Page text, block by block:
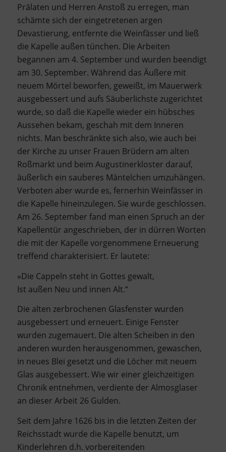
Prälaten und Herren Anstoß zu erregen, man
schämte sich der eingetretenen argen
Devastierung, entfernte die Weinfässer und ließ
die Kapelle außen tünchen. Die Arbeiten
begannen am 4. September und wurden beendigt
am 30. September. Während das Äußere mit
neuem Mörtel beworfen, geweißt, im Mauerwerk
ausgebessert und aufs Säuberlichste zugerichtet
wurde, so daß die Kapelle wieder ein hübsches
Aussehen bekam, geschah mit dem Inneren
nichts. Man beschränkte sich also, wie auch bei
der Kirche zu unser Frauen Brüdern am alten
Roßmarkt und beim Augustinerkloster darauf,
äußerlich ein sauberes Mäntelchen umzuhängen.
Verboten aber wurde es, fernerhin Weinfässer in
die Kapelle hineinzulegen. Sie wurde geschlossen.
Am 26. September fand man einen Spruch an der
Kapellentür angeschrieben, der in dürren Worten
die mit der Kapelle vorgenommene Erneuerung
treffend charakterisiert. Er lautete:
»Die Cappeln steht in Gottes gewalt,
Ist außen Neu und innen Alt.“
Die alten zerbrochenen Glasfenster wurden
ausgebessert und erneuert. Einige Fenster
wurden zugemauert. Die alten Scheiben in den
anderen wurden herausgenommen, gewaschen,
in neues Blei gesetzt und die Löcher mit neuem
Glas ausgebessert. Wie wir einer gleichzeitigen
Chronik entnehmen, verdiente der Almosglaser
an dieser Arbeit 26 Gulden.
Seit dem Jahre 1626 bis in die letzten Zeiten der
Reichsstadt wurde die Kapelle benutzt, um
Kinderlehren d.h. vorbereitenden